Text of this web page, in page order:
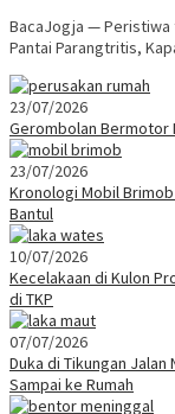
BacaJogja — Peristiwa
Pantai Parangtritis,
23/07/2026
Gerombolan Bermotor
23/07/2026
Kronologi Mobil
Bantul
10/07/2026
Kecelakaan di Kulon
di TKP
07/07/2026
Duka di Tikungan Jalan
Sampai ke Rumah